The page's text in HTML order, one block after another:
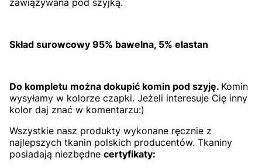
Skład surowcowy 95% bawelna, 5% elastan
Do kompletu można dokupić komin pod szyję. Komin
wysyłamy w kolorze czapki. Jeżeli interesuje Cię inny
kolor daj znać w komentarzu:)
Wszystkie nasz produkty wykonane ręcznie z
najlepszych tkanin polskich producentów. Tkaniny
posiadają niezbędne certyfikaty: